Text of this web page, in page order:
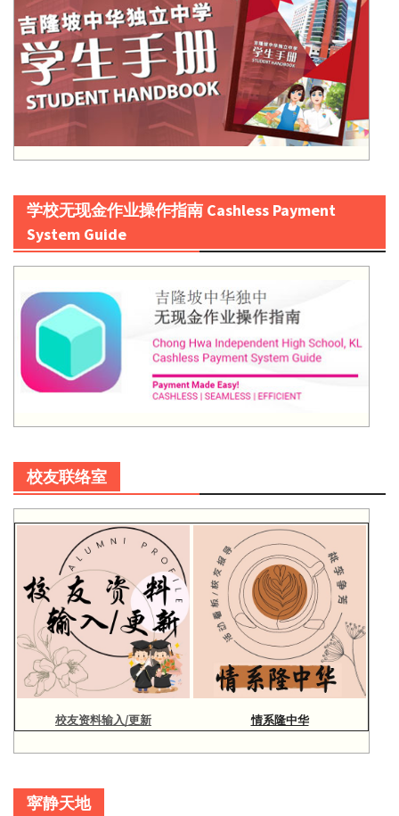
学校无现金作业操作指南 Cashless Payment
System Guide
校友联络室
校友资料输入/更新 情系隆中华
寜静天地